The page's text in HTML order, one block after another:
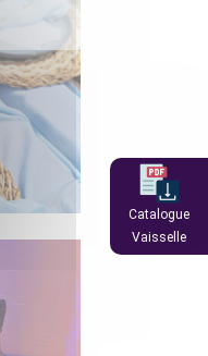
Catalogue
Vaisselle